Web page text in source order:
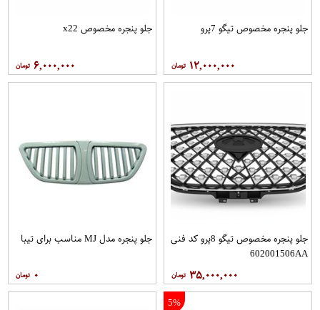
جلو پنجره مخصوص تیگو 7پرو
۱۲,۰۰۰,۰۰۰
جلو پنجره مخصوص x22
۶,۰۰۰,۰۰۰
جلو پنجره مخصوص تیگو 8پرو کد فنی
602001506AA
۳۵,۰۰۰,۰۰۰
جلو پنجره مدل MJ مناسب برای تیبا
۰
5%